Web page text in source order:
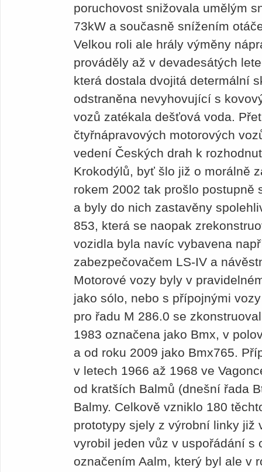
poruchovost snižovala umělým
73kW a současně snížením
Velkou roli ale hrály výměny
prováděly až v devadesátých
která dostala dvojitá determální
odstraněna nevyhovující s
vozů zatékala dešťová voda.
čtyřnápravových motorových
vedení Českých drah k
Krokodýlů, byť šlo již o morálně
rokem 2002 tak prošlo postupně
a byly do nich zastavěny
853, která se naopak
vozidla byla navíc vybavena
zabezpečovačem LS-IV a
Motorové vozy byly v
jako sólo, nebo s přípojnými
pro řadu M 286.0 se
1983 označena jako Bmx, v
a od roku 2009 jako Bmx765.
v letech 1966 až 1968 ve
od kratších Balmů (dnešní řada
Balmy. Celkově vzniklo 180
prototypy sjely z výrobní linky již
vyrobil jeden vůz v uspořádání s
označením Aalm, který byl ale v